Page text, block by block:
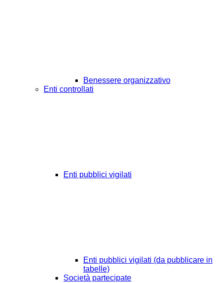
Benessere organizzativo
Enti controllati
Enti pubblici vigilati
Enti pubblici vigilati (da pubblicare in
tabelle)
Società partecipate